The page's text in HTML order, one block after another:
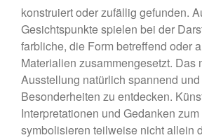
–
•
EXPORT
•
konstruiert oder zufällig gefunden.
Gesichtspunkte spielen bei der
farbliche, die Form betreffend oder
Materialien zusammengesetzt. Das
Ausstellung natürlich spannend
Besonderheiten zu entdecken.
Interpretationen und Gedanken
symbolisieren teilweise nicht allein